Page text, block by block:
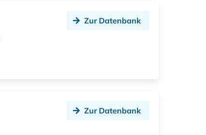
Zur Datenbank
Zur Datenbank